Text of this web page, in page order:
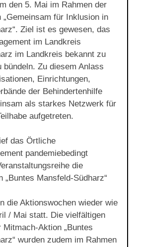
den 5. Mai im Rahmen der
„Gemeinsam für Inklusion in
Ziel ist es gewesen, das
im Landkreis
im Landkreis bekannt zu
bündeln. Zu diesem Anlass
Einrichtungen,
der Behindertenhilfe
als starkes Netzwerk für
aufgetreten.
das Örtliche
pandemiebedingt
die
„Buntes Mansfeld-Südharz“
die Aktionswochen wieder wie
/ Mai statt. Die vielfältigen
Mitmach-Aktion „Buntes
wurden zudem im Rahmen